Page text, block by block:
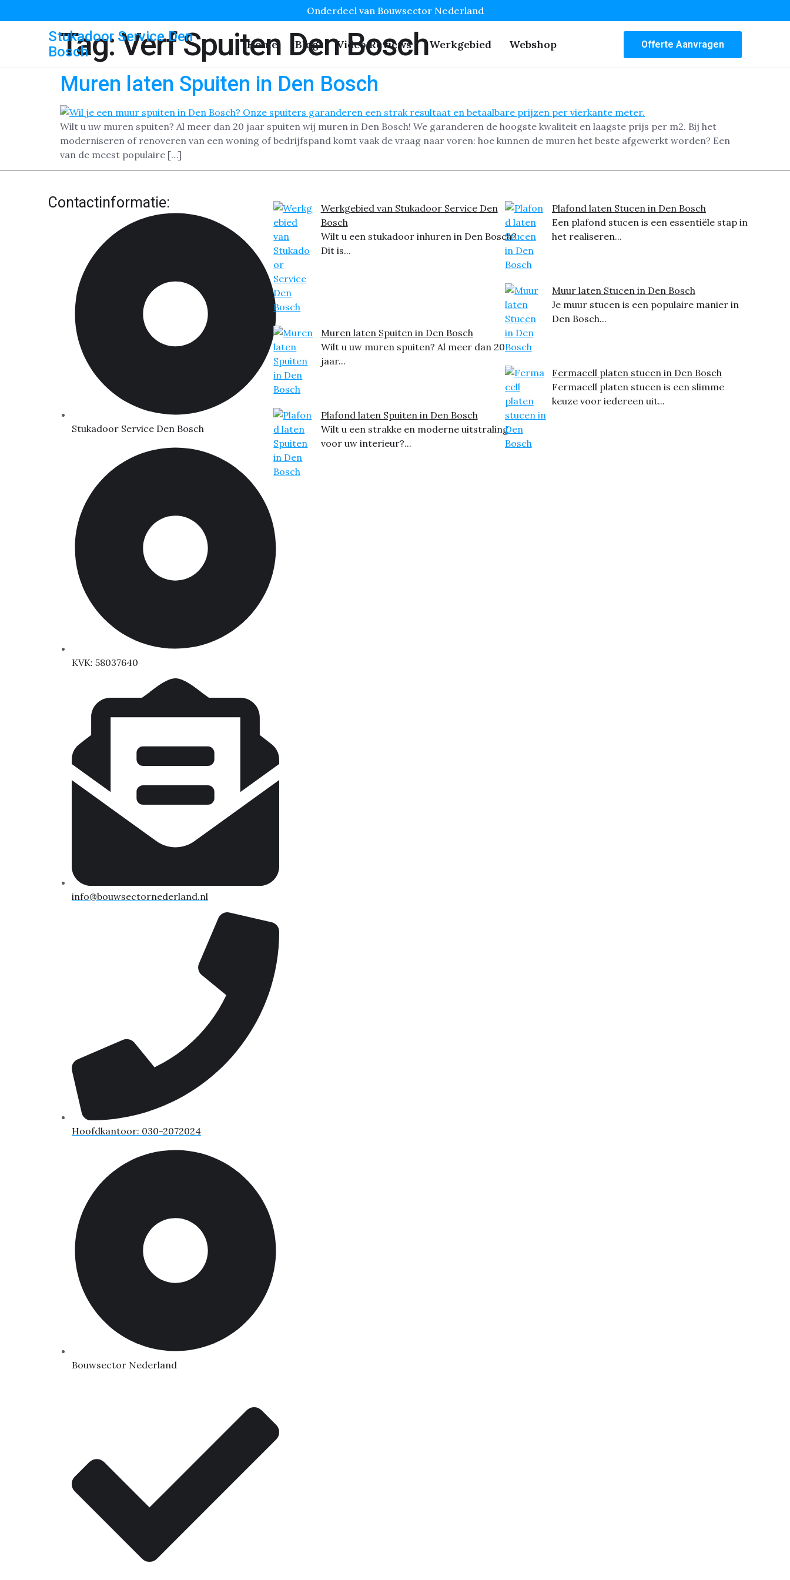
Onderdeel van Bouwsector Nederland
Stukadoor Service Den
Bosch
Home Blog Video Reviews Werkgebied Webshop Offerte Aanvragen
Tag:Verf Spuiten Den Bosch
Muren laten Spuiten in Den Bosch
Wilt u uw muren spuiten? Al meer dan 20 jaar spuiten wij muren in Den Bosch! We garanderen de hoogste kwaliteit en laagste prijs per m2. Bij het
moderniseren of renoveren van een woning of bedrijfspand komt vaak de vraag naar voren: hoe kunnen de muren het beste afgewerkt worden? Een
van de meest populaire […]
Contactinformatie:
Stukadoor Service Den Bosch
KVK: 58037640
info@bouwsectornederland.nl
Hoofdkantoor: 030-2072024
Bouwsector Nederland
Werkgebied van Stukadoor Service Den
Bosch
Wilt u een stukadoor inhuren in Den Bosch?
Dit is...
Muren laten Spuiten in Den Bosch
Wilt u uw muren spuiten? Al meer dan 20
jaar...
Plafond laten Spuiten in Den Bosch
Wilt u een strakke en moderne uitstraling
voor uw interieur?...
Plafond laten Stucen in Den Bosch
Een plafond stucen is een essentiële stap in
het realiseren...
Muur laten Stucen in Den Bosch
Je muur stucen is een populaire manier in
Den Bosch...
Fermacell platen stucen in Den Bosch
Fermacell platen stucen is een slimme
keuze voor iedereen uit...